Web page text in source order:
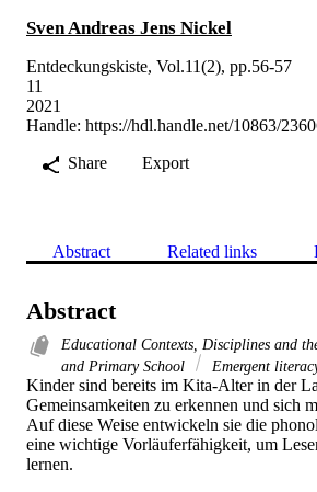
Sven Andreas Jens Nickel
Entdeckungskiste, Vol.11(2), pp.56-57
11
2021
Handle: https://hdl.handle.net/10863/
Share
Export
Abstract Related links
Abstract
Educational Contexts, Disciplines and
and Primary School
Emergent
Kinder sind bereits im Kita-Alter in der
Gemeinsamkeiten zu erkennen und sich
Auf diese Weise entwickeln sie die
eine wichtige Vorläuferfähigkeit, um
lernen.